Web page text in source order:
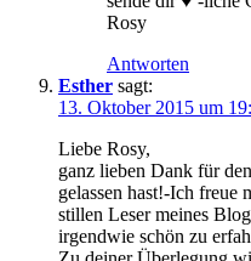
Rosy
Antworten
Esther sagt:
13. Oktober 2015 um
Liebe Rosy,
ganz lieben Dank für
gelassen hast!-Ich freue
stillen Leser meines
irgendwie schön zu